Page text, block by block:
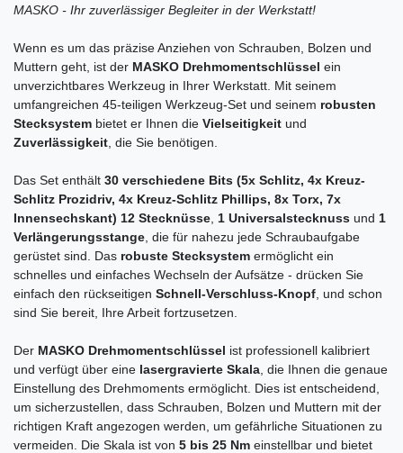
MASKO - Ihr zuverlässiger Begleiter in der Werkstatt!
Wenn es um das präzise Anziehen von Schrauben, Bolzen und
Muttern geht, ist der MASKO Drehmomentschlüssel ein
unverzichtbares Werkzeug in Ihrer Werkstatt. Mit seinem
umfangreichen 45-teiligen Werkzeug-Set und seinem robusten
Stecksystem bietet er Ihnen die Vielseitigkeit und
Zuverlässigkeit , die Sie benötigen.
Das Set enthält 30 verschiedene Bits (5x Schlitz, 4x Kreuz-
Schlitz Prozidriv, 4x Kreuz-Schlitz Phillips, 8x Torx, 7x
Innensechskant) 12 Stecknüsse 1 Universalstecknuss und 1
Verlängerungsstange , die für nahezu jede Schraubaufgabe
gerüstet sind. Das robuste Stecksystem ermöglicht ein
schnelles und einfaches Wechseln der Aufsätze - drücken Sie
einfach den rückseitigen Schnell-Verschluss-Knopf , und schon
sind Sie bereit, Ihre Arbeit fortzusetzen.
Der MASKO Drehmomentschlüssel ist professionell kalibriert
und verfügt über eine lasergravierte Skala , die Ihnen die genaue
Einstellung des Drehmoments ermöglicht. Dies ist entscheidend,
um sicherzustellen, dass Schrauben, Bolzen und Muttern mit der
richtigen Kraft angezogen werden, um gefährliche Situationen zu
vermeiden. Die Skala ist von 5 bis 25 Nm einstellbar und bietet